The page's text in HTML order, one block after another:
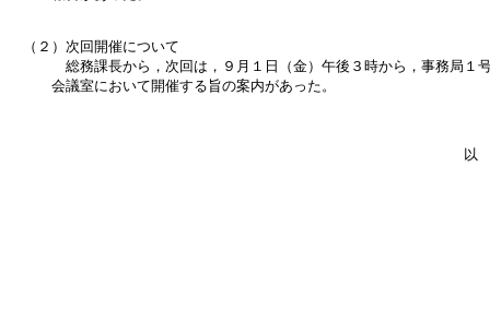
（２）次回開催について
総務課長から，次回は，９月１日（金）午後３時から，事務局１
会議室において開催する旨の案内があった。
以　　　